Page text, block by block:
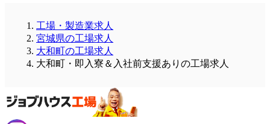
工場・製造業求人
宮城県の工場求人
大和町の工場求人
大和町・即入寮＆入社前支援ありの工場求人